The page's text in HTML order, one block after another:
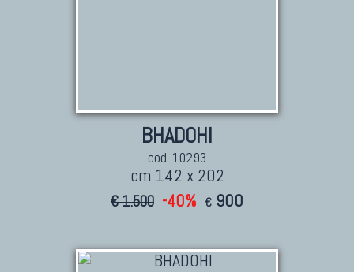
BHADOHI
cod. 10293
cm 142 x 202
€ 1.500 -40% € 900